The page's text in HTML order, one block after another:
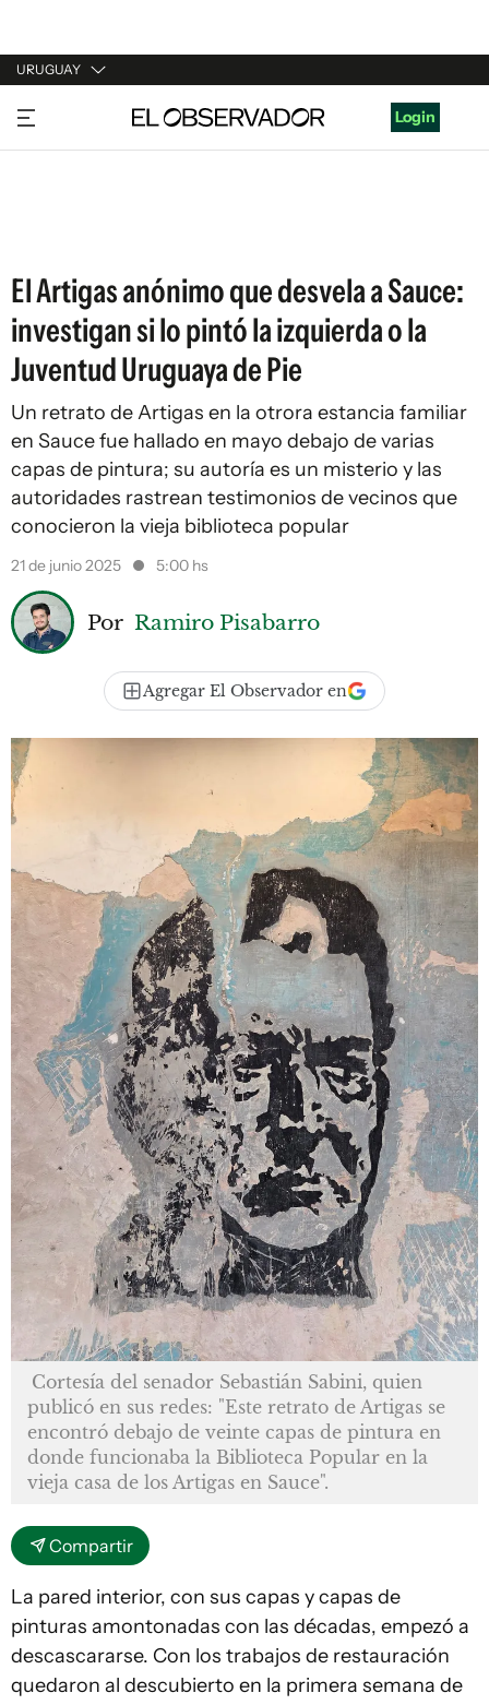
URUGUAY
URUGUAY
ARGENTINA
Login
El Artigas anónimo que desvela a Sauce:
investigan si lo pintó la izquierda o la
Juventud Uruguaya de Pie
Un retrato de Artigas en la otrora estancia familiar
en Sauce fue hallado en mayo debajo de varias
capas de pintura; su autoría es un misterio y las
autoridades rastrean testimonios de vecinos que
conocieron la vieja biblioteca popular
21 de junio 2025 5:00 hs
Por Ramiro Pisabarro
Agregar El Observador en
Cortesía del senador Sebastián Sabini, quien
publicó en sus redes: "Este retrato de Artigas se
encontró debajo de veinte capas de pintura en
donde funcionaba la Biblioteca Popular en la
vieja casa de los Artigas en Sauce".
Compartir
La pared interior, con sus capas y capas de
pinturas amontonadas con las décadas, empezó a
descascararse. Con los trabajos de restauración
quedaron al descubierto en la primera semana de